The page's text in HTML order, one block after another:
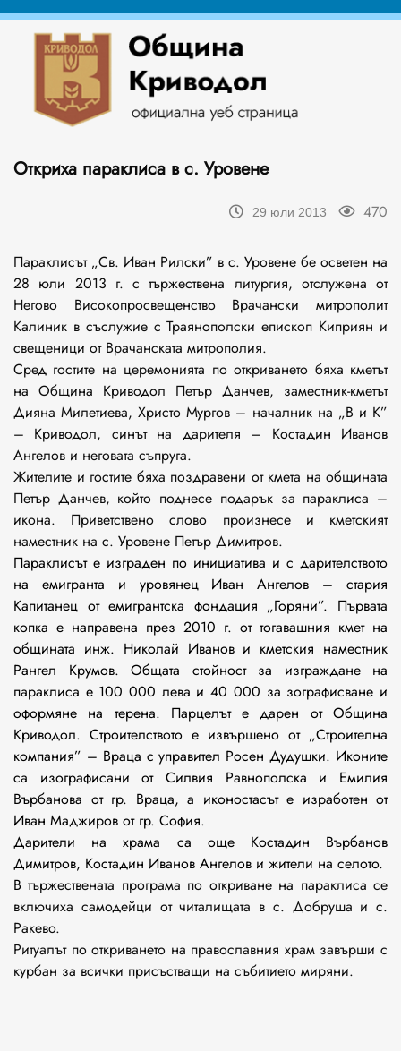
Откриха параклиса в с. Уровене
29 юли 2013 470
Параклисът „Св. Иван Рилски” в с. Уровене бе осветен на
28 юли 2013 г. с тържествена литургия, отслужена от
Негово Високопросвещенство Врачански митрополит
Калиник в съслужие с Траянополски епископ Киприян и
свещеници от Врачанската митрополия.
Сред гостите на церемонията по откриването бяха кметът
на Община Криводол Петър Данчев, заместник-кметът
Дияна Милетиева, Христо Мургов – началник на „В и К”
– Криводол, синът на дарителя – Костадин Иванов
Ангелов и неговата съпруга.
Жителите и гостите бяха поздравени от кмета на общината
Петър Данчев, който поднесе подарък за параклиса –
икона. Приветствено слово произнесе и кметският
наместник на с. Уровене Петър Димитров.
Параклисът е изграден по инициатива и с дарителството
на емигранта и уровянец Иван Ангелов – стария
Капитанец от емигрантска фондация „Горяни”. Първата
копка е направена през 2010 г. от тогавашния кмет на
общината инж. Николай Иванов и кметския наместник
Рангел Крумов. Общата стойност за изграждане на
параклиса е 100 000 лева и 40 000 за зографисване и
оформяне на терена. Парцелът е дарен от Община
Криводол. Строителството е извършено от „Строителна
компания” – Враца с управител Росен Дудушки. Иконите
са изографисани от Силвия Равнополска и Емилия
Върбанова от гр. Враца, а иконостасът е изработен от
Иван Маджиров от гр. София.
Дарители на храма са още Костадин Върбанов
Димитров, Костадин Иванов Ангелов и жители на селото.
В тържествената програма по откриване на параклиса се
включиха самодейци от читалищата в с. Добруша и с.
Ракево.
Ритуалът по откриването на православния храм завърши с
курбан за всички присъстващи на събитието миряни.